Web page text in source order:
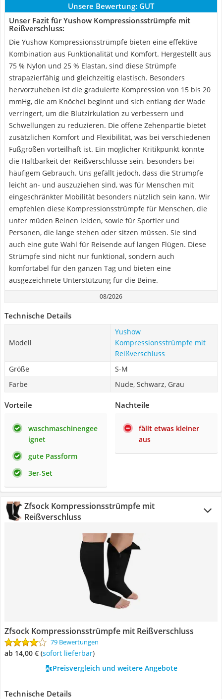
Unsere Bewertung: GUT
Unser Fazit für Yushow Kompressionsstrümpfe mit
Reißverschluss:
Die Yushow Kompressionsstrümpfe bieten eine effektive
Kombination aus Funktionalität und Komfort. Hergestellt aus
75 % Nylon und 25 % Elastan, sind diese Strümpfe
strapazierfähig und gleichzeitig elastisch. Besonders
hervorzuheben ist die graduierte Kompression von 15 bis 20
mmHg, die am Knöchel beginnt und sich entlang der Wade
verringert, um die Blutzirkulation zu verbessern und
Schwellungen zu reduzieren. Die offene Zehenpartie bietet
zusätzlichen Komfort und Flexibilität, was bei verschiedenen
Fußgrößen vorteilhaft ist. Ein möglicher Kritikpunkt könnte
die Haltbarkeit der Reißverschlüsse sein, besonders bei
häufigem Gebrauch. Uns gefällt jedoch, dass die Strümpfe
leicht an- und auszuziehen sind, was für Menschen mit
eingeschränkter Mobilität besonders nützlich sein kann. Wir
empfehlen diese Kompressionsstrümpfe für Menschen, die
unter müden Beinen leiden, sowie für Sportler und
Personen, die lange stehen oder sitzen müssen. Sie sind
auch eine gute Wahl für Reisende auf langen Flügen. Diese
Strümpfe sind nicht nur funktional, sondern auch
komfortabel für den ganzen Tag und bieten eine
ausgezeichnete Unterstützung für die Beine.
08/2026
Technische Details
Modell
Yushow
Kompressionsstrümpfe mit
Reißverschluss
Größe
S-M
Farbe
Nude, Schwarz, Grau
Vorteile
waschmaschinengee
ignet
gute Passform
3er-Set
Nachteile
fällt etwas kleiner
aus
Zfsock Kompressionsstrümpfe mit
Reißverschluss
Zfsock Kompressionsstrümpfe mit Reißverschluss
79 Bewertungen
ab 14,00 € ( Sofort lieferbar)
Preisvergleich und weitere Angebote
Technische Details